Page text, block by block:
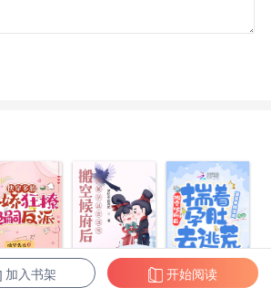
真相，得知认错了恩人，得知养女
念虐渣嘎仇人，不再收养养女。用
，借上一世预知能力规避风险，寻找
屯粮屯药材。
食不够，拉来满仓粮食，御驾亲
胎，娇
搬空候府后，
搬空侯府后，
加入书架 开始阅读